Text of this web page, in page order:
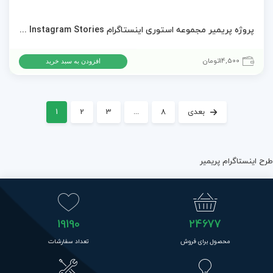
پروژه پریمیر مجموعه استوری اینستاگرام Mood Instagram Stories
14,500تومان افزودن به سبد خرید
1 2 3 ... 8 بعدی
طرح اینستاگرام پریمیر
24677
محصول برای فروش
19190
تعداد سفارشات